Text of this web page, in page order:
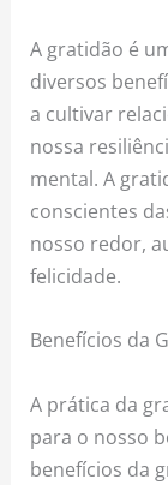
A gratidão é
diversos
a cultivar
nossa
mental. A
conscientes
nosso redor,
felicidade.
Benefícios da
A prática da
para o nosso
benefícios da